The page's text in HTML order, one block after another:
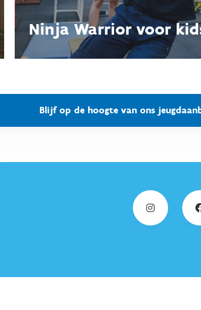
Ninja Warrior voor
Blijf op de hoogte van ons